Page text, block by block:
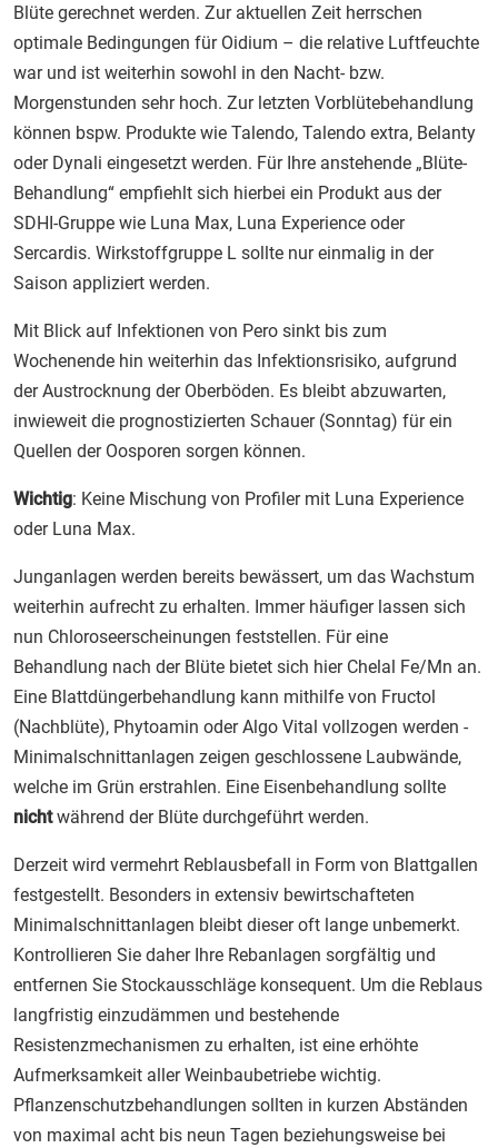
Blüte gerechnet werden. Zur aktuellen Zeit herrschen
optimale Bedingungen für Oidium – die relative Luftfeuchte
war und ist weiterhin sowohl in den Nacht- bzw.
Morgenstunden sehr hoch. Zur letzten Vorblütebehandlung
können bspw. Produkte wie Talendo, Talendo extra, Belanty
oder Dynali eingesetzt werden. Für Ihre anstehende „Blüte-
Behandlung“ empfiehlt sich hierbei ein Produkt aus der
SDHI-Gruppe wie Luna Max, Luna Experience oder
Sercardis. Wirkstoffgruppe L sollte nur einmalig in der
Saison appliziert werden.
Mit Blick auf Infektionen von Pero sinkt bis zum
Wochenende hin weiterhin das Infektionsrisiko, aufgrund
der Austrocknung der Oberböden. Es bleibt abzuwarten,
inwieweit die prognostizierten Schauer (Sonntag) für ein
Quellen der Oosporen sorgen können.
Wichtig: Keine Mischung von Profiler mit Luna Experience
oder Luna Max.
Junganlagen werden bereits bewässert, um das Wachstum
weiterhin aufrecht zu erhalten. Immer häufiger lassen sich
nun Chloroseerscheinungen feststellen. Für eine
Behandlung nach der Blüte bietet sich hier Chelal Fe/Mn an.
Eine Blattdüngerbehandlung kann mithilfe von Fructol
(Nachblüte), Phytoamin oder Algo Vital vollzogen werden -
Minimalschnittanlagen zeigen geschlossene Laubwände,
welche im Grün erstrahlen. Eine Eisenbehandlung sollte
nichtwährend der Blüte durchgeführt werden.
Derzeit wird vermehrt Reblausbefall in Form von Blattgallen
festgestellt. Besonders in extensiv bewirtschafteten
Minimalschnittanlagen bleibt dieser oft lange unbemerkt.
Kontrollieren Sie daher Ihre Rebanlagen sorgfältig und
entfernen Sie Stockausschläge konsequent. Um die Reblaus
langfristig einzudämmen und bestehende
Resistenzmechanismen zu erhalten, ist eine erhöhte
Aufmerksamkeit aller Weinbaubetriebe wichtig.
Pflanzenschutzbehandlungen sollten in kurzen Abständen
von maximal acht bis neun Tagen beziehungsweise bei